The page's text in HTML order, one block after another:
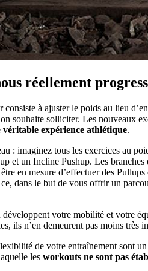
réellement
consiste à ajuster le poids au lieu
souhaite solliciter. Les nouveaux
véritable expérience athlétique.
: imaginez tous les exercices au
et un Incline Pushup. Les
en mesure d’effectuer des
dans le but de vous offrir un
votre mobilité et votre
ils n’en demeurent pas moins très
de votre entraînement sont
les workouts ne sont pas